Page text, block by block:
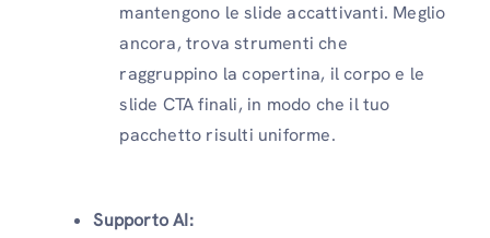
mantengono le slide accattivanti. Meglio
ancora, trova strumenti che
raggruppino la copertina, il corpo e le
slide CTA finali, in modo che il tuo
pacchetto risulti uniforme.
Supporto AI: